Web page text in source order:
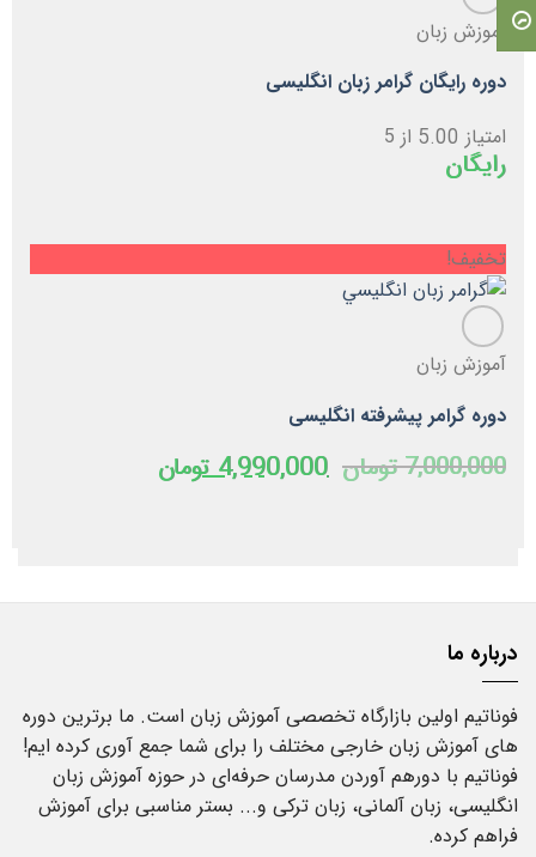
آموزش زبان
دوره رایگان گرامر زبان انگلیسی
امتیاز 5.00 از 5
رایگان
تخفیف!
آموزش زبان
دوره گرامر پیشرفته انگلیسی
7,000,000تومان قیمت
اصلی
4,990,000تومان
درباره ما
فوناتیم اولین بازارگاه تخصصی آموزش زبان است. ما برترین دوره
های آموزش زبان خارجی مختلف را برای شما جمع آوری کرده ایم!
فوناتیم با دورهم آوردن مدرسان حرفه‌ای در حوزه آموزش زبان
انگلیسی، زبان آلمانی، زبان ترکی و... بستر مناسبی برای آموزش
فراهم کرده.